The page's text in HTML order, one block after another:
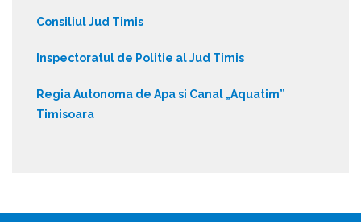
Consiliul Jud Timis
Inspectoratul de Politie al Jud Timis
Regia Autonoma de Apa si Canal „Aquatim”
Timisoara